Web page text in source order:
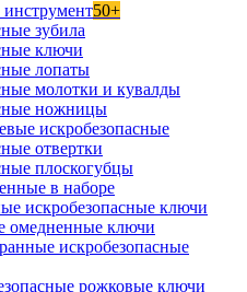
50+
зубила
ключи
лопаты
молотки и кувалды
ножницы
искробезопасные
отвертки
плоскогубцы
в наборе
искробезопасные ключи
омедненные ключи
искробезопасные
рожковые ключи